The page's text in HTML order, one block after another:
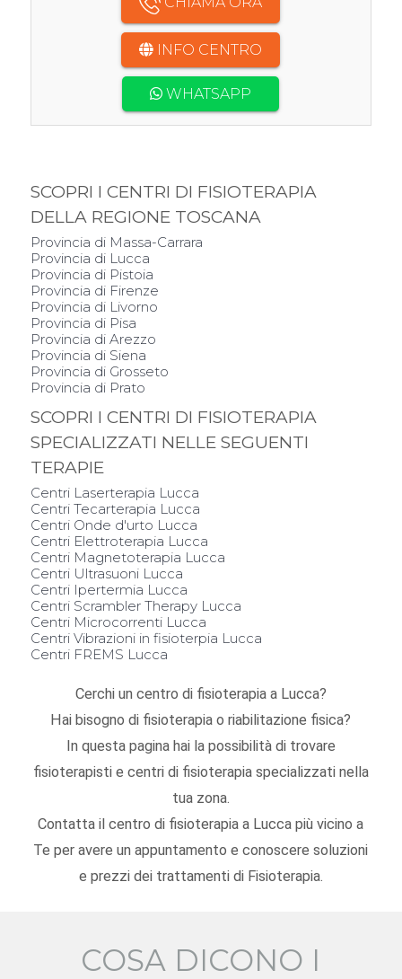
INFO CENTRO
WHATSAPP
SCOPRI I CENTRI DI FISIOTERAPIA
DELLA REGIONE TOSCANA
Provincia di Massa-Carrara
Provincia di Lucca
Provincia di Pistoia
Provincia di Firenze
Provincia di Livorno
Provincia di Pisa
Provincia di Arezzo
Provincia di Siena
Provincia di Grosseto
Provincia di Prato
SCOPRI I CENTRI DI FISIOTERAPIA
SPECIALIZZATI NELLE SEGUENTI
TERAPIE
Centri Laserterapia Lucca
Centri Tecarterapia Lucca
Centri Onde d'urto Lucca
Centri Elettroterapia Lucca
Centri Magnetoterapia Lucca
Centri Ultrasuoni Lucca
Centri Ipertermia Lucca
Centri Scrambler Therapy Lucca
Centri Microcorrenti Lucca
Centri Vibrazioni in fisioterpia Lucca
Centri FREMS Lucca
Cerchi un centro di fisioterapia a Lucca?
Hai bisogno di fisioterapia o riabilitazione fisica?
In questa pagina hai la possibilità di trovare
fisioterapisti e centri di fisioterapia specializzati nella
tua zona.
Contatta il centro di fisioterapia a Lucca più vicino a
Te per avere un appuntamento e conoscere soluzioni
e prezzi dei trattamenti di Fisioterapia.
COSA DICONO I